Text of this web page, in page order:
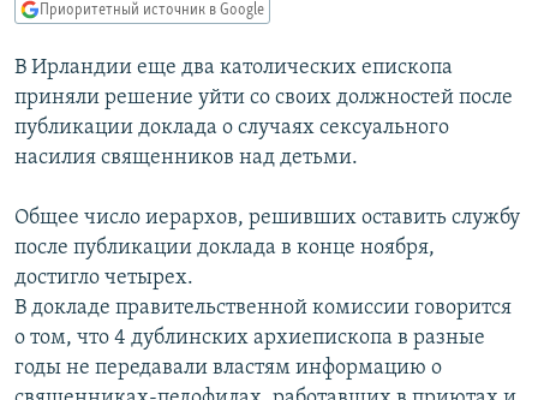
Вернутся
поиску
КАВКАЗ.РЕАЛИИ
СЕВЕР.РЕАЛИИ
СИБИРЬ.РЕАЛИИ
РАСПИСАНИЕ ВЕЩАНИЯ
ПОДПИШИТЕСЬ НА РАССЫЛКУ
Приоритетный источник в Google
В Ирландии еще два католических епископа
приняли решение уйти со своих должностей после
публикации доклада о случаях сексуального
насилия священников над детьми.
Общее число иерархов, решивших оставить службу
после публикации доклада в конце ноября,
достигло четырех.
В докладе правительственной комиссии говорится
о том, что 4 дублинских архиепископа в разные
годы не передавали властям информацию о